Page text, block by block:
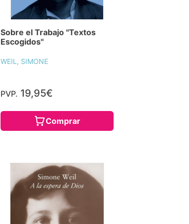
Sobre el Trabajo "Textos
Escogidos"
WEIL, SIMONE
PVP. 19,95€
Comprar